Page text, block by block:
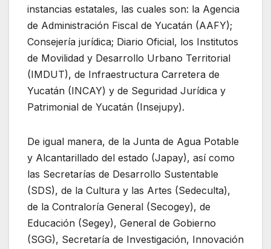
instancias estatales, las cuales son: la Agencia
de Administración Fiscal de Yucatán (AAFY);
Consejería jurídica; Diario Oficial, los Institutos
de Movilidad y Desarrollo Urbano Territorial
(IMDUT), de Infraestructura Carretera de
Yucatán (INCAY) y de Seguridad Jurídica y
Patrimonial de Yucatán (Insejupy).
De igual manera, de la Junta de Agua Potable
y Alcantarillado del estado (Japay), así como
las Secretarías de Desarrollo Sustentable
(SDS), de la Cultura y las Artes (Sedeculta),
de la Contraloría General (Secogey), de
Educación (Segey), General de Gobierno
(SGG), Secretaría de Investigación, Innovación